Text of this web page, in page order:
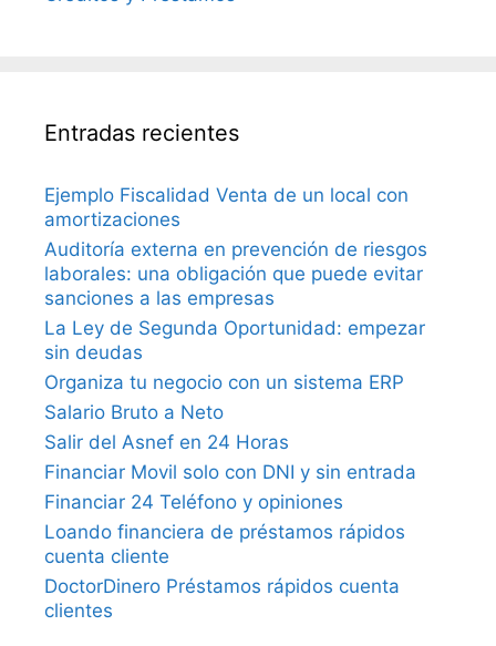
Entradas recientes
Ejemplo Fiscalidad Venta de un local con
amortizaciones
Auditoría externa en prevención de riesgos
laborales: una obligación que puede evitar
sanciones a las empresas
La Ley de Segunda Oportunidad: empezar
sin deudas
Organiza tu negocio con un sistema ERP
Salario Bruto a Neto
Salir del Asnef en 24 Horas
Financiar Movil solo con DNI y sin entrada
Financiar 24 Teléfono y opiniones
Loando financiera de préstamos rápidos
cuenta cliente
DoctorDinero Préstamos rápidos cuenta
clientes